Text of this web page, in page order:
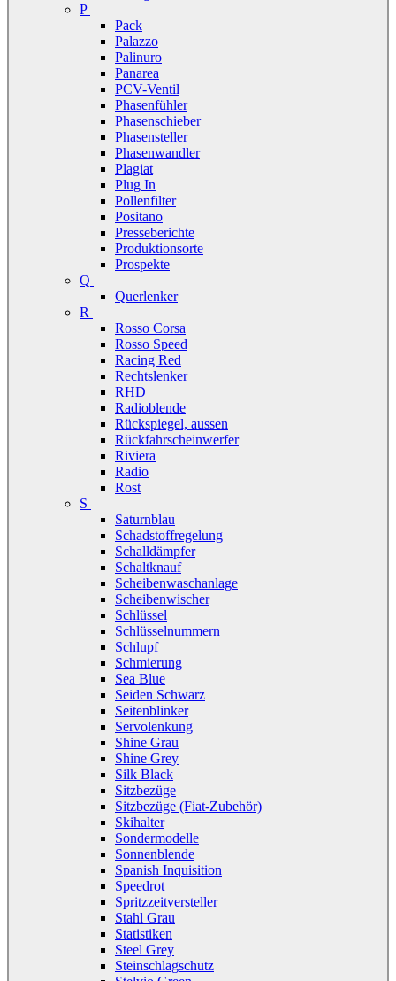
P
Pack
Palazzo
Palinuro
Panarea
PCV-Ventil
Phasenfühler
Phasenschieber
Phasensteller
Phasenwandler
Plagiat
Plug In
Pollenfilter
Positano
Presseberichte
Produktionsorte
Prospekte
Q
Querlenker
R
Rosso Corsa
Rosso Speed
Racing Red
Rechtslenker
RHD
Radioblende
Rückspiegel, aussen
Rückfahrscheinwerfer
Riviera
Radio
Rost
S
Saturnblau
Schadstoffregelung
Schalldämpfer
Schaltknauf
Scheibenwaschanlage
Scheibenwischer
Schlüssel
Schlüsselnummern
Schlupf
Schmierung
Sea Blue
Seiden Schwarz
Seitenblinker
Servolenkung
Shine Grau
Shine Grey
Silk Black
Sitzbezüge
Sitzbezüge (Fiat-Zubehör)
Skihalter
Sondermodelle
Sonnenblende
Spanish Inquisition
Speedrot
Spritzzeitversteller
Stahl Grau
Statistiken
Steel Grey
Steinschlagschutz